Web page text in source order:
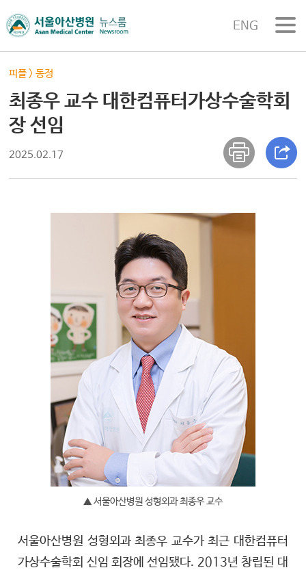
ENG
피플>동정
최종우 교수 대한컴퓨터가상수술학회
장 선임
2025.02.17
▲ 서울아산병원 성형외과 최종우 교수
서울아산병원 성형외과 최종우 교수가 최근 대한컴퓨터
가상수술학회 신임 회장에 선임됐다. 2013년 창립된 대